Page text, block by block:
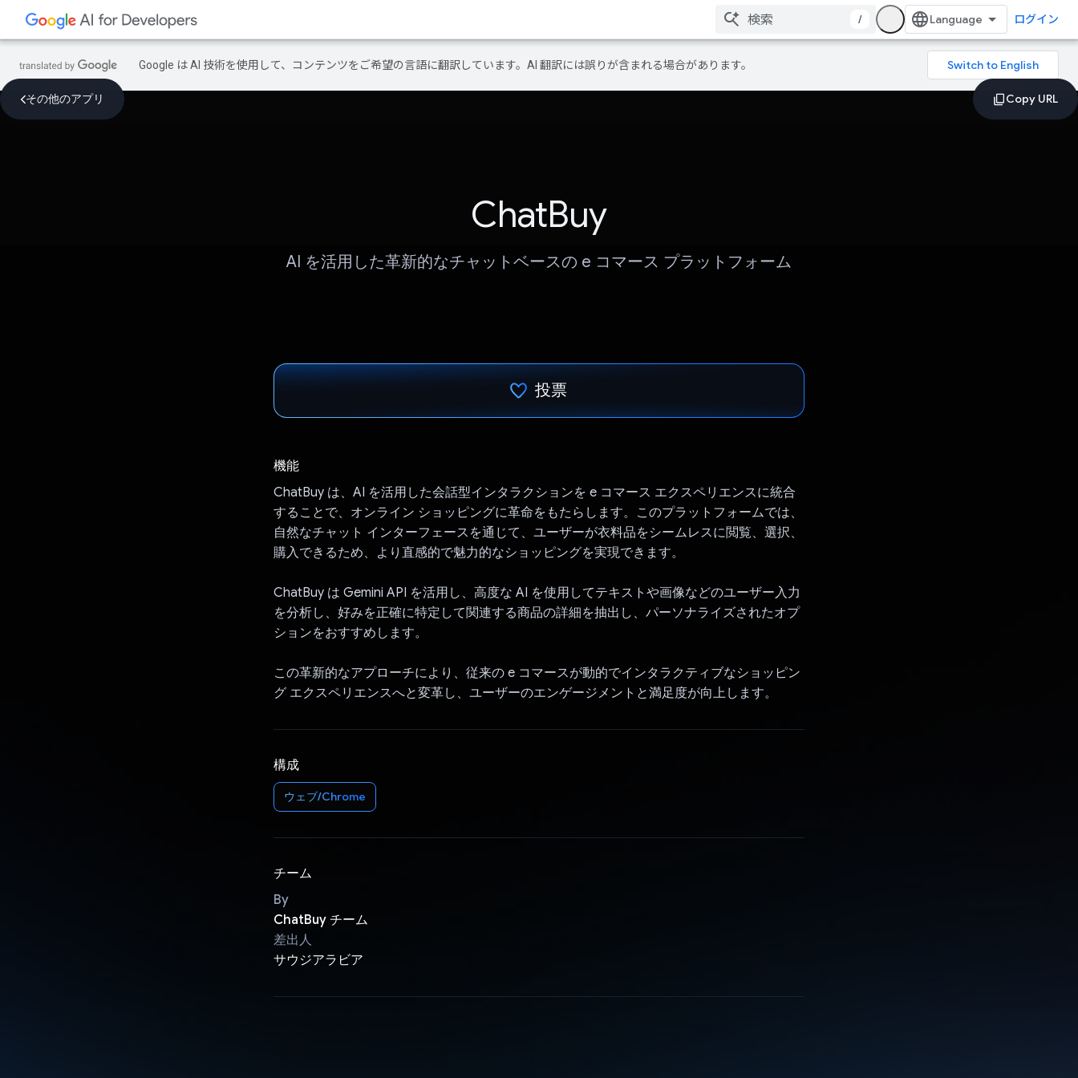
/ ログイン
Google は AI 技術を使用して、コンテンツをご希望の言語に翻訳しています。AI 翻訳には誤りが含まれる場合があります。
その他のアプリ
ChatBuy
AI を活用した革新的なチャットベースの e コマース プラットフォーム
投票
機能
ChatBuy は、AI を活用した会話型インタラクションを e コマース エクスペリエンスに統合
することで、オンライン ショッピングに革命をもたらします。このプラットフォームでは、
自然なチャット インターフェースを通じて、ユーザーが衣料品をシームレスに閲覧、選択、
購入できるため、より直感的で魅力的なショッピングを実現できます。
ChatBuy は Gemini API を活用し、高度な AI を使用してテキストや画像などのユーザー入力
を分析し、好みを正確に特定して関連する商品の詳細を抽出し、パーソナライズされたオプ
ションをおすすめします。
この革新的なアプローチにより、従来の e コマースが動的でインタラクティブなショッピン
グ エクスペリエンスへと変革し、ユーザーのエンゲージメントと満足度が向上します。
構成
ウェブ/Chrome
チーム
By
ChatBuy チーム
差出人
サウジアラビア